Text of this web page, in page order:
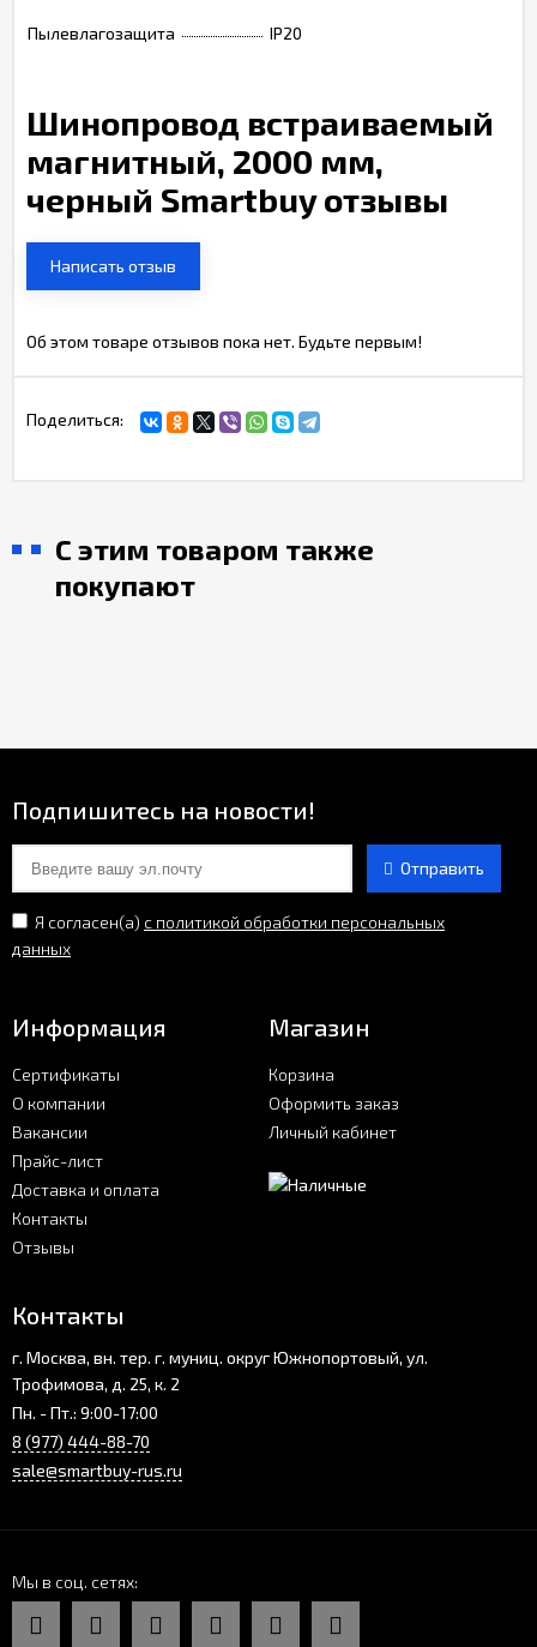
Пылевлагозащита IP20
Шинопровод встраиваемый
магнитный, 2000 мм,
черный Smartbuy отзывы
Написать отзыв
Об этом товаре отзывов пока нет. Будьте первым!
Поделиться:
С этим товаром также
покупают
Подпишитесь на новости!
Отправить
Я согласен(a) с политикой обработки персональных
данных
Информация
Сертификаты
О компании
Вакансии
Прайс-лист
Доставка и оплата
Контакты
Отзывы
Магазин
Корзина
Оформить заказ
Личный кабинет
Контакты
г. Москва, вн. тер. г. муниц. округ Южнопортовый, ул.
Трофимова, д. 25, к. 2
Пн. - Пт.: 9:00-17:00
8 (977) 444-88-70
sale@smartbuy-rus.ru
Мы в соц. сетях